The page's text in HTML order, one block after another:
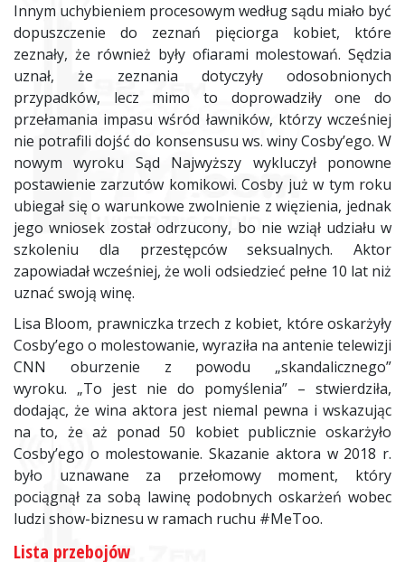
Innym uchybieniem procesowym według sądu miało być
dopuszczenie do zeznań pięciorga kobiet, które
zeznały, że również były ofiarami molestowań. Sędzia
uznał, że zeznania dotyczyły odosobnionych
przypadków, lecz mimo to doprowadziły one do
przełamania impasu wśród ławników, którzy wcześniej
nie potrafili dojść do konsensusu ws. winy Cosby’ego. W
nowym wyroku Sąd Najwyższy wykluczył ponowne
postawienie zarzutów komikowi. Cosby już w tym roku
ubiegał się o warunkowe zwolnienie z więzienia, jednak
jego wniosek został odrzucony, bo nie wziął udziału w
szkoleniu dla przestępców seksualnych. Aktor
zapowiadał wcześniej, że woli odsiedzieć pełne 10 lat niż
uznać swoją winę.
Lisa Bloom, prawniczka trzech z kobiet, które oskarżyły
Cosby’ego o molestowanie, wyraziła na antenie telewizji
CNN oburzenie z powodu „skandalicznego”
wyroku. „To jest nie do pomyślenia” – stwierdziła,
dodając, że wina aktora jest niemal pewna i wskazując
na to, że aż ponad 50 kobiet publicznie oskarżyło
Cosby’ego o molestowanie. Skazanie aktora w 2018 r.
było uznawane za przełomowy moment, który
pociągnął za sobą lawinę podobnych oskarżeń wobec
ludzi show-biznesu w ramach ruchu #MeToo.
Lista przebojów